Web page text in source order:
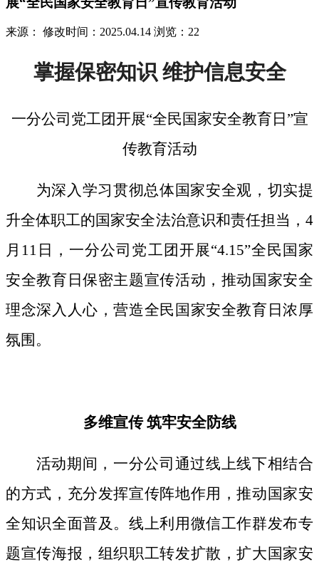
来源： 修改时间：2025.04.14 浏览：22
掌握保密知识 维护信息安全
一分公司党工团开展“全民国家安全教育日”宣
传教育活动
为深入学习贯彻总体国家安全观，切实提
升全体职工的国家安全法治意识和责任担当， 4
月11日，一分公司党工团开展“4.15”全民国家
安全教育日保密主题宣传活动，推动国家安全
理念深入人心，营造全民国家安全教育日浓厚
氛围。
多维宣传筑牢安全防线
活动期间， 一分公司通过线上线下相结合
的方式， 充分发挥宣传阵地作用，推动国家安
全知识全面普及。线上利用微信工作群发布专
题宣传海报，组织职工转发扩散，扩大国家安